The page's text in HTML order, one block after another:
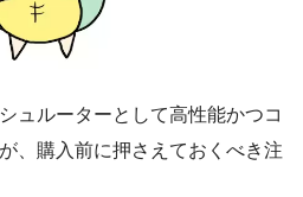
ュルーターとして高性能かつコ
、購入前に押さえておくべき注